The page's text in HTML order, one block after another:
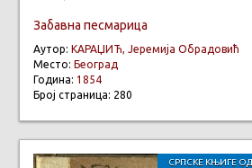
Забавна песмарица
Аутор: КАРАЏИЋ, Јеремија Обрадовић
Место: Београд
Година: 1854
Број страница: 280
СРПСКЕ КЊИГЕ